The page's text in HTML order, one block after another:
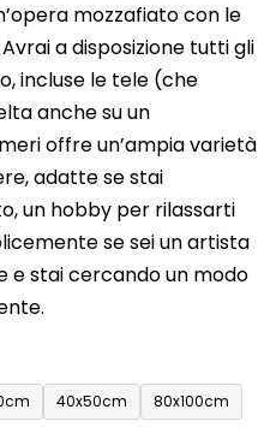
mozzafiato con le
a disposizione tutti gli
incluse le tele (che
anche su un
offre un’ampia varietà
adatte se stai
un hobby per rilassarti
se sei un artista
e stai cercando un modo
40x50cm 80x100cm